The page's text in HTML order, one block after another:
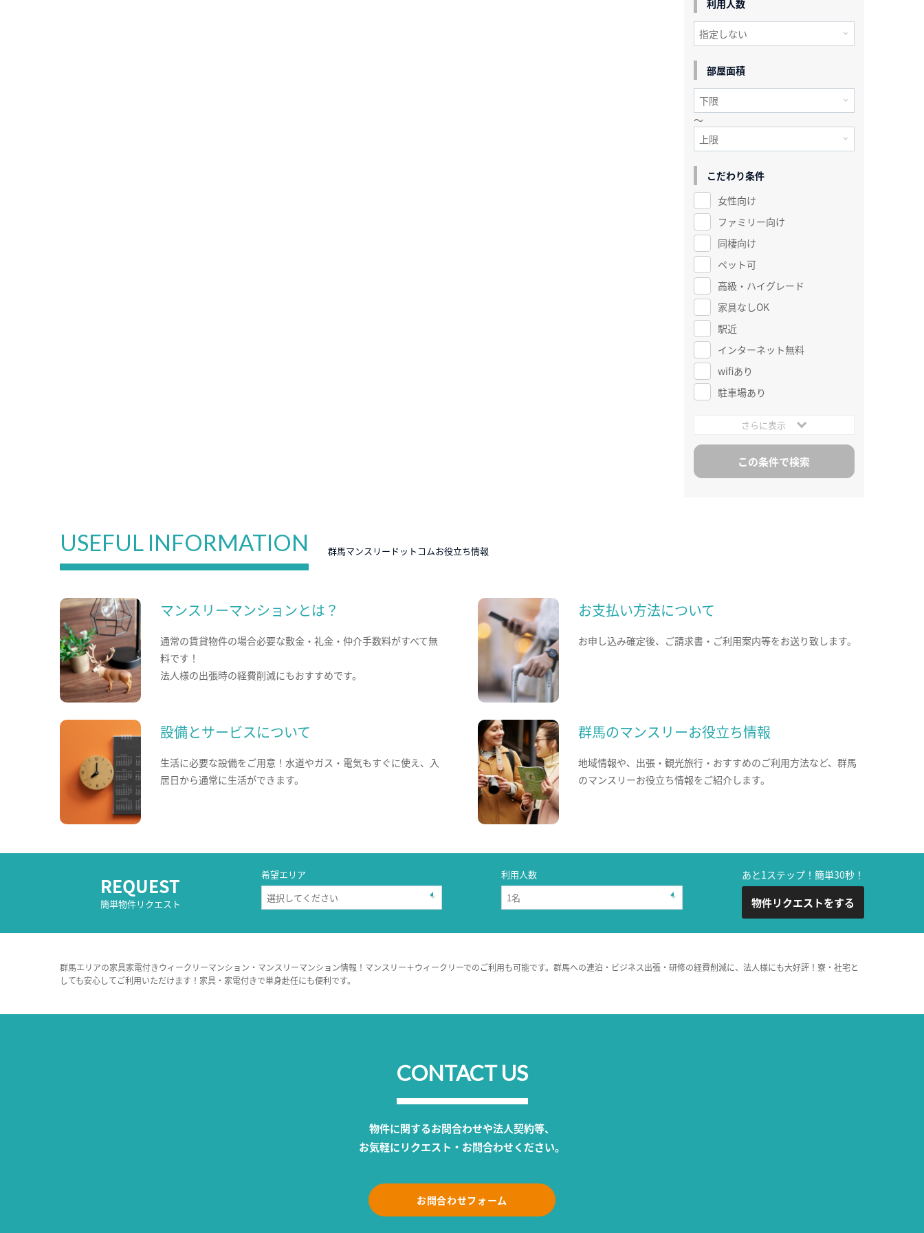
利用人数
部屋面積
～
こだわり条件
女性向け
ファミリー向け
同棲向け
ペット可
高級・ハイグレード
家具なしOK
駅近
インターネット無料
wifiあり
駐車場あり
さらに表示
USEFUL INFORMATION 群馬マンスリードットコムお役立ち情報
マンスリーマンションとは？
通常の賃貸物件の場合必要な敷金・礼金・仲介手数料がすべて無
料です！
法人様の出張時の経費削減にもおすすめです。
お支払い方法について
お申し込み確定後、ご請求書・ご利用案内等をお送り致します。
設備とサービスについて
生活に必要な設備をご用意！水道やガス・電気もすぐに使え、入
居日から通常に生活ができます。
群馬のマンスリーお役立ち情報
地域情報や、出張・観光旅行・おすすめのご利用方法など、群馬
のマンスリーお役立ち情報をご紹介します。
REQUEST
簡単物件リクエスト
希望エリア 利用人数 あと1ステップ！簡単30秒！
物件リクエストをする
群馬エリアの家具家電付きウィークリーマンション・マンスリーマンション情報！マンスリー＋ウィークリーでのご利用も可能です。群馬への連泊・ビジネス出張・研修の経費削減に、法人様にも大好評！寮・社宅と
しても安心してご利用いただけます！家具・家電付きで単身赴任にも便利です。
CONTACT US
物件に関するお問合わせや法人契約等、
お気軽にリクエスト・お問合わせください。
お問合わせフォーム